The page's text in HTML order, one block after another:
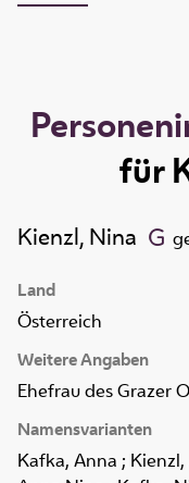
für
Kienzl, Nina
Land
Österreich
Weitere Angaben
Ehefrau des Grazer
Namensvarianten
Kafka, Anna ;